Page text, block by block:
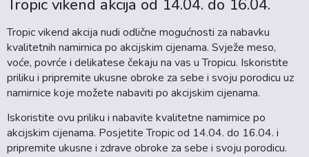
Tropic vikend akcija od 14.04. do 16.04.
Tropic vikend akcija nudi odlične mogućnosti za nabavku
kvalitetnih namirnica po akcijskim cijenama. Svježe meso,
voće, povrće i delikatese čekaju na vas u Tropicu. Iskoristite
priliku i pripremite ukusne obroke za sebe i svoju porodicu uz
namirnice koje možete nabaviti po akcijskim cijenama.
Iskoristite ovu priliku i nabavite kvalitetne namirnice po
akcijskim cijenama. Posjetite Tropic od 14.04. do 16.04. i
pripremite ukusne i zdrave obroke za sebe i svoju porodicu.